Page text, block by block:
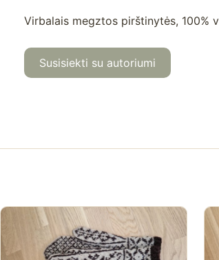
Virbalais megztos pirštinytės, 100%
Susisiekti su autoriumi